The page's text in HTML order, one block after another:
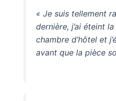
« Je suis tellement
dernière, j’ai éteint
chambre d’hôtel et
avant que la pièce